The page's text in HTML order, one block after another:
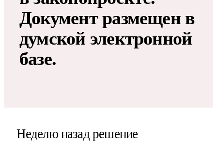
Документ размещен в
думской электронной
базе.
Неделю назад решение